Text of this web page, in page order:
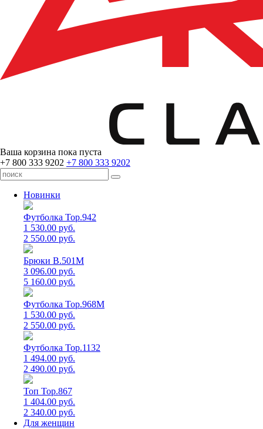
Ваша корзина пока пуста
+7 800 333 9202 +7 800 333 9202
Новинки
Футболка Top.942
1 530.00 руб.
2 550.00 руб.
Брюки B.501M
3 096.00 руб.
5 160.00 руб.
Футболка Top.968M
1 530.00 руб.
2 550.00 руб.
Футболка Top.1132
1 494.00 руб.
2 490.00 руб.
Топ Top.867
1 404.00 руб.
2 340.00 руб.
Для женщин